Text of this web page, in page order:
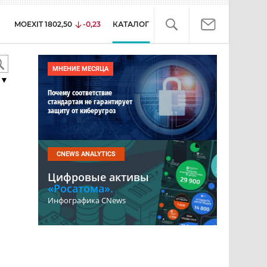
MOEXIT 1802,50 -0,23 КАТАЛОГ
МНЕНИЕ МЕСЯЦА
Почему соответствие
стандартам не гарантирует
защиту от киберугроз
CNEWS ANALYTICS
Цифровые активы
«Росатома».
Инфографика CNews